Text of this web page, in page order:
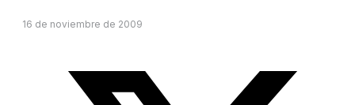
16 de noviembre de 2009